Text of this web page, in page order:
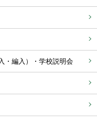
・編入）・学校説明会